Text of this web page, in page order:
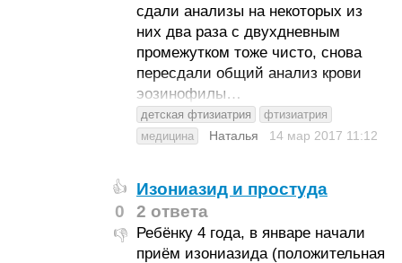
сдали анализы на некоторых из
них два раза с двухдневным
промежутком тоже чисто, снова
пересдали общий анализ крови
эозинофилы…
детская фтизиатрия
фтизиатрия
медицина
Наталья 14 мар 2017 11:12
👍
0
👎
Изониазид и простуда
2 ответа
Ребёнку 4 года, в январе начали
приём изониазида (положительная